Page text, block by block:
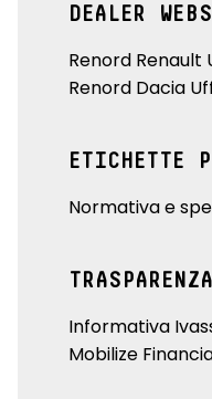
DEALER
Renord Renault
Renord Dacia
ETICHETTE
Normativa e
Informativa
Mobilize